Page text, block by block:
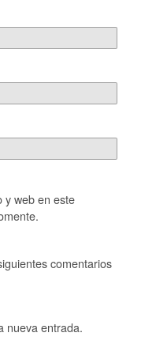
y web en este
comentarios
nueva entrada.